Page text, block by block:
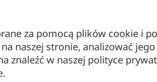
za pomocą plików cookie i
naszej stronie, analizować
znaleźć w naszej polityce